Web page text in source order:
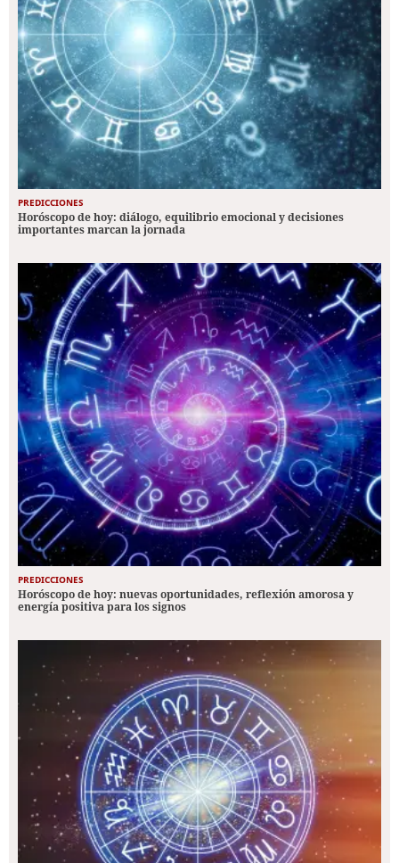
PREDICCIONES
Horóscopo de hoy: diálogo, equilibrio emocional y decisiones
importantes marcan la jornada
PREDICCIONES
Horóscopo de hoy: nuevas oportunidades, reflexión amorosa y
energía positiva para los signos